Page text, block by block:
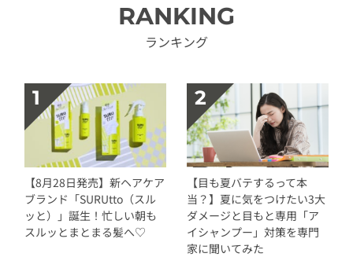
RANKING
ランキング
【8月28日発売】新ヘアケア
ブランド「SURUtto（スル
ッと）」誕生！忙しい朝も
スルッとまとまる髪へ♡
【目も夏バテするって本
当？】夏に気をつけたい3大
ダメージと目もと専用「ア
イシャンプー」対策を専門
家に聞いてみた